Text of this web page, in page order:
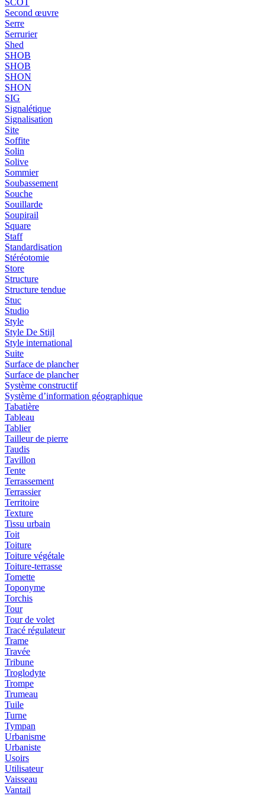
SCOT
Second œuvre
Serre
Serrurier
Shed
SHOB
SHOB
SHON
SHON
SIG
Signalétique
Signalisation
Site
Soffite
Solin
Solive
Sommier
Soubassement
Souche
Souillarde
Soupirail
Square
Staff
Standardisation
Stéréotomie
Store
Structure
Structure tendue
Stuc
Studio
Style
Style De Stijl
Style international
Suite
Surface de plancher
Surface de plancher
Système constructif
Système d’information géographique
Tabatière
Tableau
Tablier
Tailleur de pierre
Taudis
Tavillon
Tente
Terrassement
Terrassier
Territoire
Texture
Tissu urbain
Toit
Toiture
Toiture végétale
Toiture-terrasse
Tomette
Toponyme
Torchis
Tour
Tour de volet
Tracé régulateur
Trame
Travée
Tribune
Troglodyte
Trompe
Trumeau
Tuile
Turne
Tympan
Urbanisme
Urbaniste
Usoirs
Utilisateur
Vaisseau
Vantail